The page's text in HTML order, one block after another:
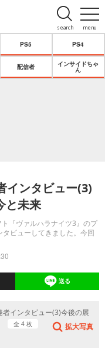
menu
search
PS5 PS4
配信者
インサイドちゃ
ん
インタビュー(3)
と未来
『ヴァルハラナイツ3』のプ
ビューしてきました。今回
送る
者インタビュー(3)今後の展
全 4 枚 拡大写真